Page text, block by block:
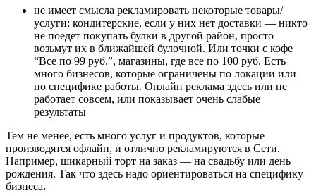
не имеет смысла рекламировать некоторые товары/
услуги: кондитерские, если у них нет доставки — никто
не поедет покупать булки в другой район, просто
возьмут их в ближайшей булочной. Или точки с кофе
“Все по 99 руб.”, магазины, где все по 100 руб. Есть
много бизнесов, которые ограничены по локации или
по специфике работы. Онлайн реклама здесь или не
работает совсем, или показывает очень слабые
результаты
Тем не менее, есть много услуг и продуктов, которые
производятся офлайн, и отлично рекламируются в Сети.
Например, шикарный торт на заказ — на свадьбу или день
рождения. Так что здесь надо ориентироваться на специфику
бизнеса.